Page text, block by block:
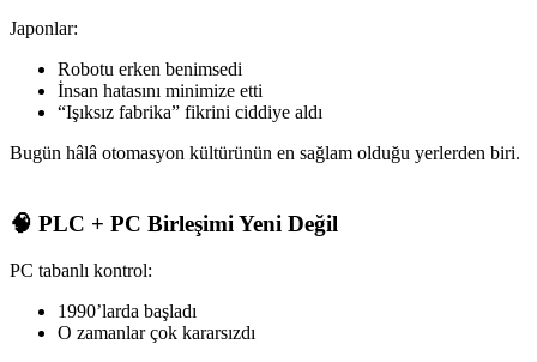
Japonlar:
Robotu erken benimsedi
İnsan hatasını minimize etti
“Işıksız fabrika” fikrini ciddiye aldı
Bugün hâlâ otomasyon kültürünün en sağlam olduğu yerlerden biri.
🧠 PLC + PC Birleşimi Yeni Değil
PC tabanlı kontrol:
1990’larda başladı
O zamanlar çok kararsızdı